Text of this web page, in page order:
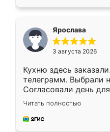
Ярослава
3 августа 2026
Кухню здесь
телеграмм. Выбрали
Согласовали день
недели кухня была
довольны работой.
мебель за
Читать полностью